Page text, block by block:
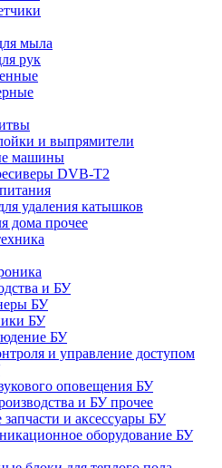
мыла
рук
и выпрямители
машины
DVB-T2
удаления катышков
дома прочее
и БУ
БУ
БУ
БУ
и управление доступом
оповещения БУ
и БУ прочее
и аксессуары БУ
оборудование БУ